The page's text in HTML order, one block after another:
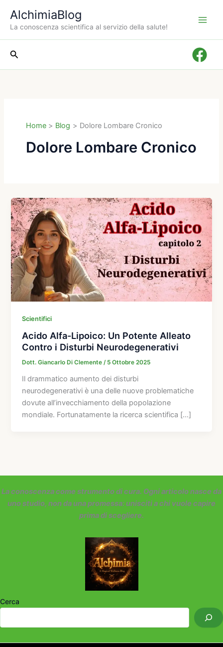
contenuto
AlchimiaBlog
La conoscenza scientifica al servizio della salute!
Cerca
Home Blog Dolore Lombare Cronico
Dolore Lombare Cronico
Scientifici
Acido Alfa-Lipoico: Un Potente Alleato
Contro i Disturbi Neurodegenerativi
Dott. Giancarlo Di Clemente/ 5 Ottobre 2025
Il drammatico aumento dei disturbi
neurodegenerativi è una delle nuove problematiche
dovute all’invecchiamento della popolazione
mondiale. Fortunatamente la ricerca scientifica […]
La conoscenza come strumento di cura. Ogni articolo nasce da
uno studio, non da una promessa: unisciti a chi vuole capire
prima di scegliere.
Cerca